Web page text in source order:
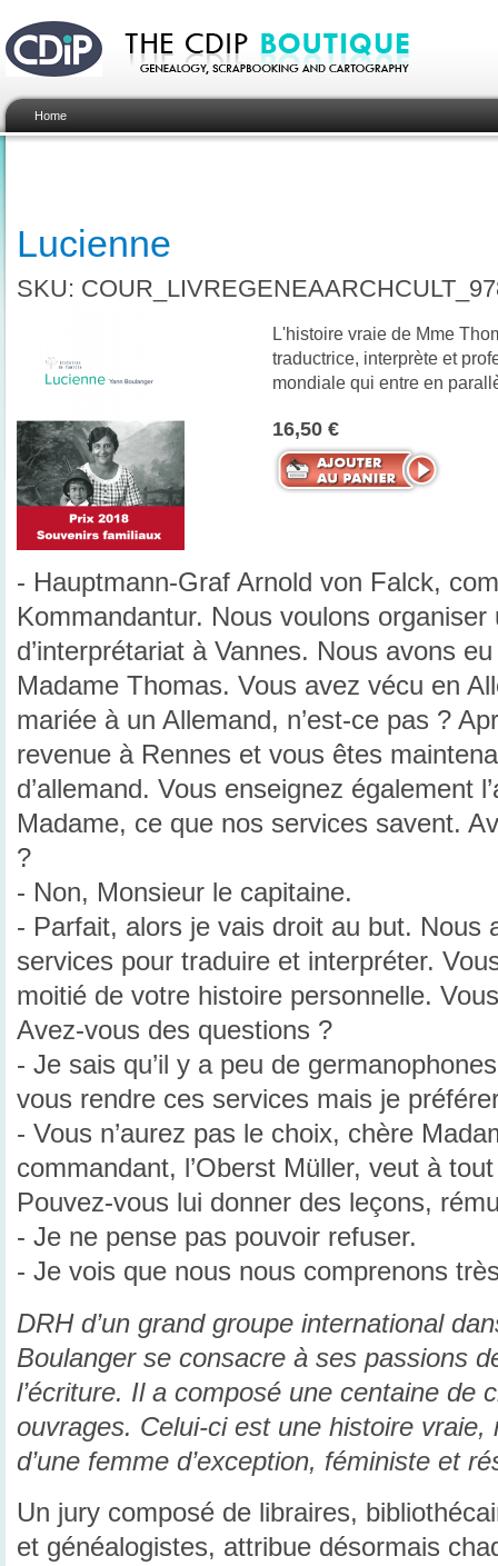
Home
Lucienne
SKU:
L'histoire vraie de Mme
traductrice, interprète et
mondiale qui entre en
16,50 €
- Hauptmann-Graf Arnold von Falck,
Kommandantur. Nous voulons
d’interprétariat à Vannes. Nous avons
Madame Thomas. Vous avez vécu en
mariée à un Allemand, n’est-ce pas ?
revenue à Rennes et vous êtes
d’allemand. Vous enseignez également
Madame, ce que nos services savent.
?
- Non, Monsieur le capitaine.
- Parfait, alors je vais droit au but. Nous
services pour traduire et interpréter.
moitié de votre histoire personnelle.
Avez-vous des questions ?
- Je sais qu’il y a peu de
vous rendre ces services mais je
- Vous n’aurez pas le choix, chère
commandant, l’Oberst Müller, veut à
Pouvez-vous lui donner des leçons,
- Je ne pense pas pouvoir refuser.
- Je vois que nous nous comprenons
DRH d’un grand groupe international
Boulanger se consacre à ses passions
l’écriture. Il a composé une centaine de
ouvrages. Celui-ci est une histoire
d’une femme d’exception, féministe et
Un jury composé de libraires,
et généalogistes, attribue désormais